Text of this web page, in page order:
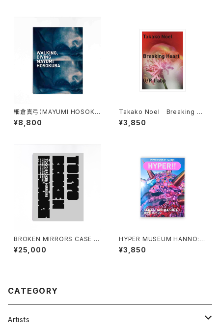
細倉真弓（MAYUMI HOSOKU
RA）WALKING, DIVING *Limi
ted Edition
¥8,800
Takako Noel Breaking He
art
¥3,850
BROKEN MIRRORS CASE S
ET
¥25,000
HYPER MUSEUM HANNO: H
YPER!! magazine 2026 増田
セバスチャン
¥3,850
CATEGORY
Artists